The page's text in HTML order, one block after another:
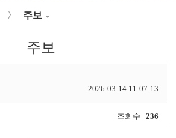
> 주보
주보
2026-03-14 11:07:13
조회수 236